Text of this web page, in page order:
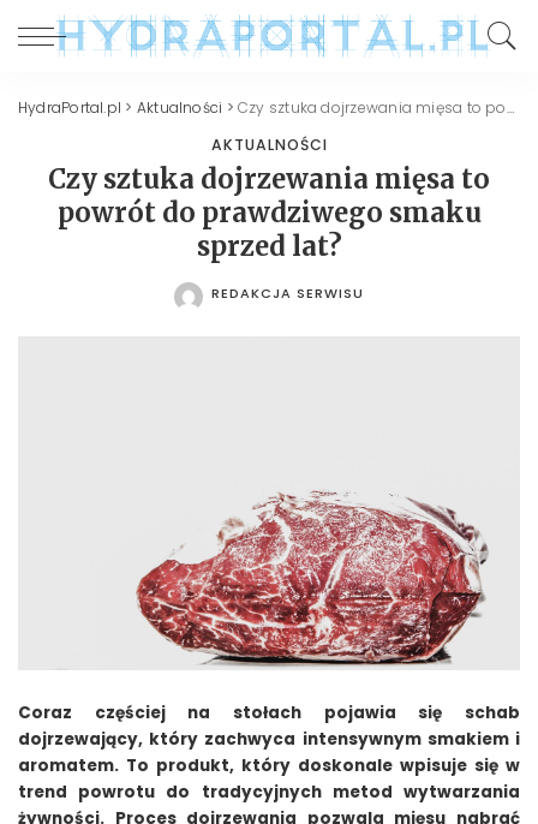
HydraPortal.pl > Aktualności >Czy sztuka dojrzewania mięsa to powrót do prawdziwego smaku sprzed lat?
AKTUALNOŚCI
Czy sztuka dojrzewania mięsa to
powrót do prawdziwego smaku
sprzed lat?
POSTED
REDAKCJA SERWISU
Coraz częściej na stołach pojawia się schab
dojrzewający, który zachwyca intensywnym smakiem i
aromatem. To produkt, który doskonale wpisuje się w
trend powrotu do tradycyjnych metod wytwarzania
żywności. Proces dojrzewania pozwala mięsu nabrać